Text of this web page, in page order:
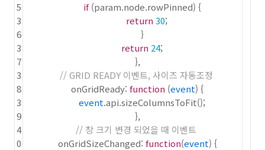
5
3
6
3
7
3
8
3
9
4
0
if(param.node.rowPinned) {
return 30;
}
return 24;
},
// GRID READY 이벤트, 사이즈 자동조정
onGridReady: function (event) {
event.api.sizeColumnsToFit();
},
// 창 크기 변경 되었을 때 이벤트
onGridSizeChanged: function(event) {